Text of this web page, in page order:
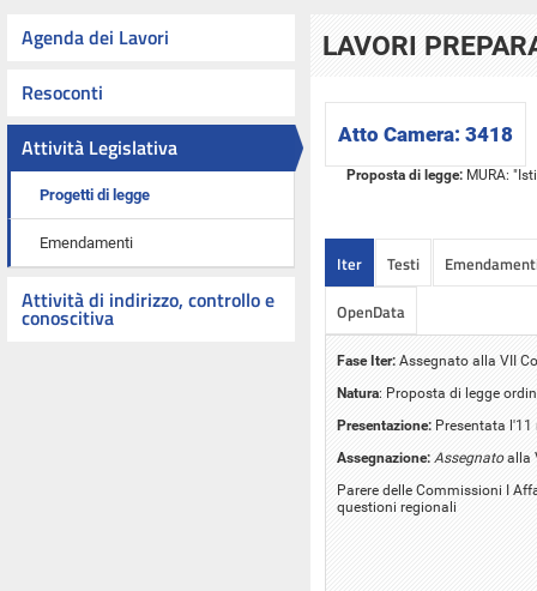
Agenda dei Lavori
Resoconti
Attività Legislativa
Progetti di legge
Emendamenti
Attività di indirizzo, controllo e
conoscitiva
LAVORI
Atto Camera: 3418
Proposta di legge: MURA:
Iter Testi
OpenData
Fase Iter: Assegnato alla VII
Natura: Proposta di legge
Presentazione: Presentata
Assegnazione: Assegnatoalla
Parere delle Commissioni I
questioni regionali